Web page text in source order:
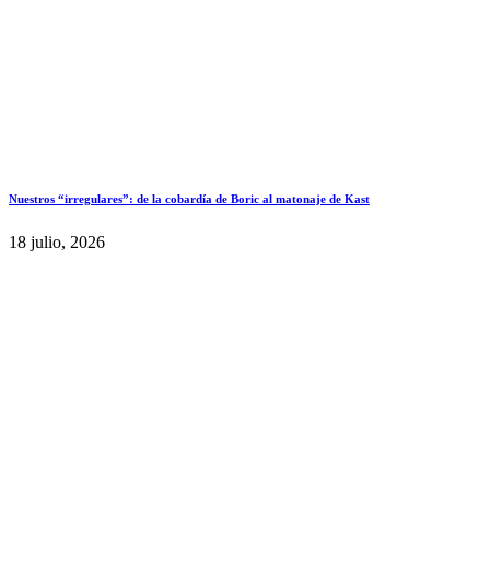
Nuestros “irregulares”: de la cobardía de Boric al matonaje de Kast
18 julio, 2026